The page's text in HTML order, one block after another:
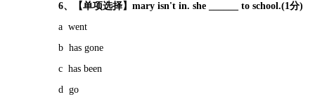
6、【单项选择】mary isn't in. she ______ to school.(1分)
a went
b has gone
c has been
d go